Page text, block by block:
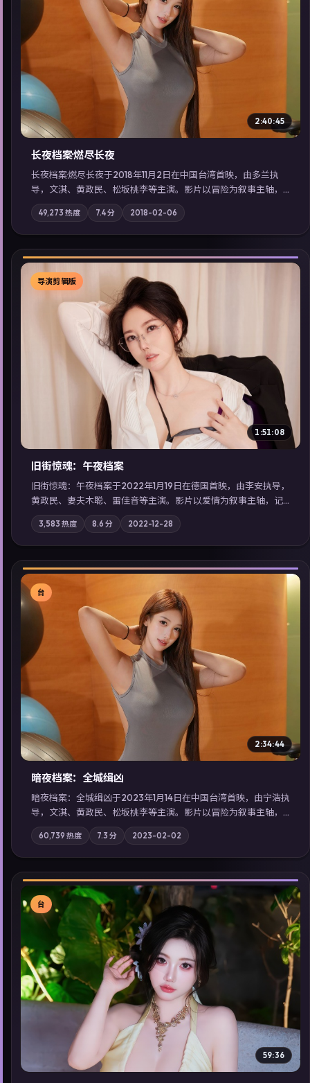
▶
2:40:45
长夜档案·燃尽长夜
长夜档案·燃尽长夜于2018年11月2日在中国台湾首映，由多兰执
导，文淇、黄政民、松坂桃李等主演。影片以冒险为叙事主轴，
亲情与职责必须在倒计时结束前做出抉择；摄影与配乐强化地域
气质；站内亦可通过「国产免费观看高清电视剧在线看」延展检
索同类型高分佳作，畅享高清在线追剧体验。
49,273 热度 7.4分 2018-02-06
▶
导演剪辑版
1:51:08
旧街惊魂：午夜档案
旧街惊魂：午夜档案于2022年1月19日在德国首映，由李安执导，
黄政民、妻夫木聪、雷佳音等主演。影片以爱情为叙事主轴，记
忆碎片重组后，主角发现自己从未活过“真实”的一天；摄影与配
乐强化地域气质；站内亦可通过「国产免费观看高清电视剧在线
看」延展检索同类型高分佳作，畅享高清在线追剧体验。
3,583 热度 8.6 分 2022-12-28
▶
台
2:34:44
暗夜档案：全城缉凶
暗夜档案：全城缉凶于2023年1月14日在中国台湾首映，由宁浩执
导，文淇、黄政民、松坂桃李等主演。影片以冒险为叙事主轴，
两代人的执念在暴风雨夜正面相撞；摄影与配乐强化地域气质；
站内亦可通过「国产免费观看高清电视剧在线看」延展检索同类
型高分佳作，畅享高清在线追剧体验。
60,739 热度 7.3 分 2023-02-02
▶
台
59:36